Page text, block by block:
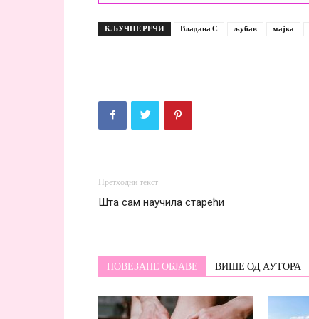
КЉУЧНЕ РЕЧИ Владана С љубав мајка
Претходни текст
Шта сам научила старећи
ПОВЕЗАНЕ ОБЈАВЕ ВИШЕ ОД АУТОРА